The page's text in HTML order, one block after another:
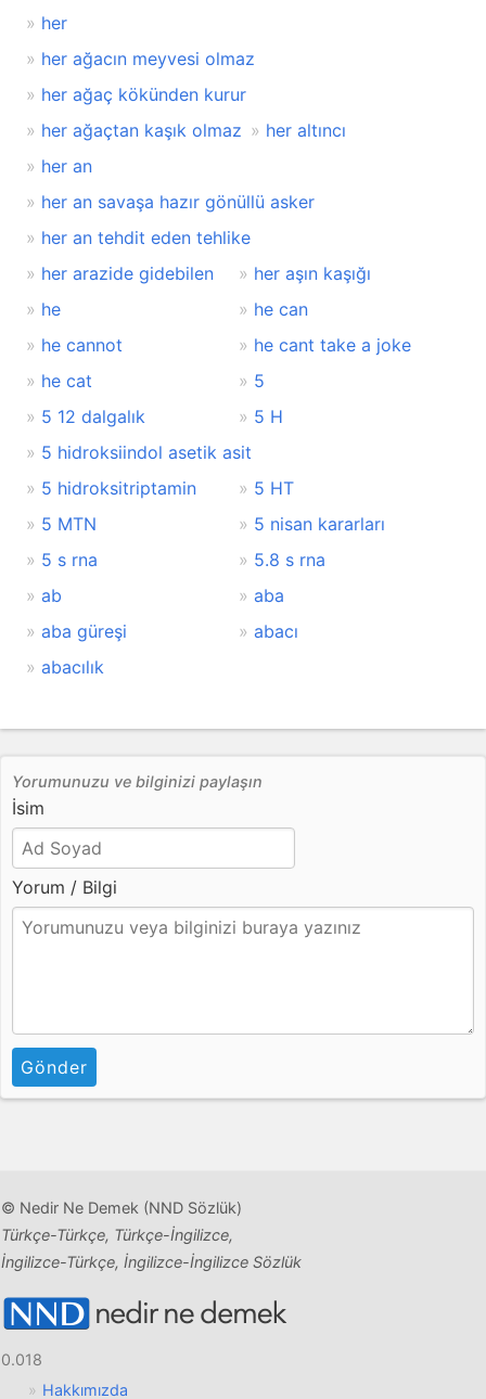
her
her ağacın meyvesi olmaz
her ağaç kökünden kurur
her ağaçtan kaşık olmaz
her altıncı
her an
her an savaşa hazır gönüllü asker
her an tehdit eden tehlike
her arazide gidebilen
her aşın kaşığı
he
he can
he cannot
he cant take a joke
he cat
5
5 12 dalgalık
5 H
5 hidroksiindol asetik asit
5 hidroksitriptamin
5 HT
5 MTN
5 nisan kararları
5 s rna
5.8 s rna
ab
aba
aba güreşi
abacı
abacılık
Yorumunuzu ve bilginizi paylaşın
İsim
Yorum / Bilgi
Gönder
© Nedir Ne Demek (NND Sözlük)
Türkçe-Türkçe, Türkçe-İngilizce,
İngilizce-Türkçe, İngilizce-İngilizce Sözlük
0.018
Hakkımızda